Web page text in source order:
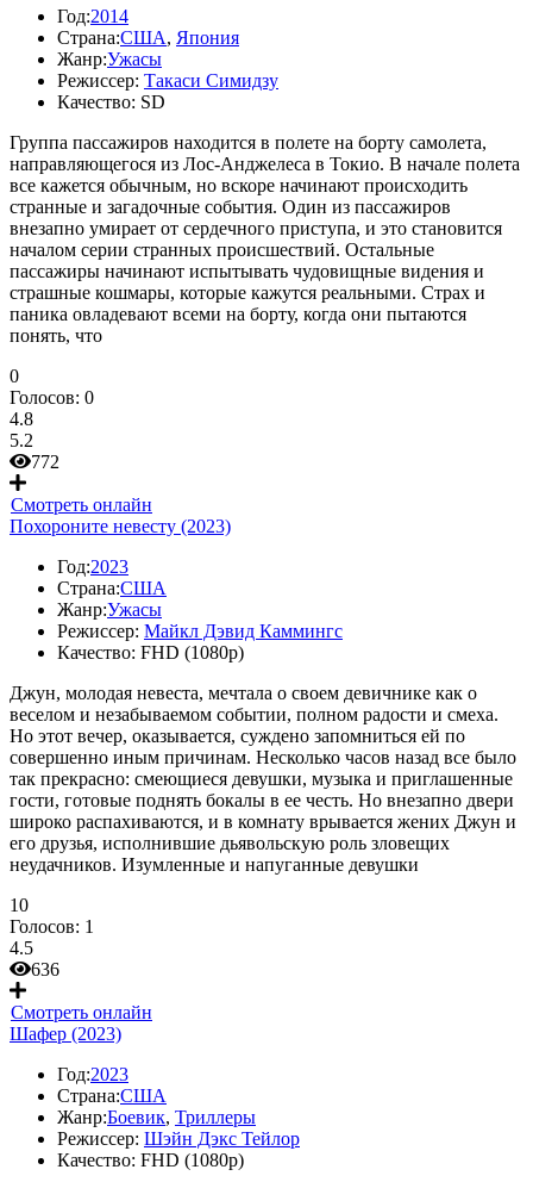
Год:2014
Страна:США, Япония
Жанр:Ужасы
Режиссер: Такаси Симидзу
Качество: SD
Группа пассажиров находится в полете на борту самолета,
направляющегося из Лос-Анджелеса в Токио. В начале полета
все кажется обычным, но вскоре начинают происходить
странные и загадочные события. Один из пассажиров
внезапно умирает от сердечного приступа, и это становится
началом серии странных происшествий. Остальные
пассажиры начинают испытывать чудовищные видения и
страшные кошмары, которые кажутся реальными. Страх и
паника овладевают всеми на борту, когда они пытаются
понять, что
0
Голосов: 0
4.8
5.2
772
Смотреть онлайн
Похороните невесту (2023)
Год:2023
Страна:США
Жанр:Ужасы
Режиссер: Майкл Дэвид Каммингс
Качество: FHD (1080p)
Джун, молодая невеста, мечтала о своем девичнике как о
веселом и незабываемом событии, полном радости и смеха.
Но этот вечер, оказывается, суждено запомниться ей по
совершенно иным причинам. Несколько часов назад все было
так прекрасно: смеющиеся девушки, музыка и приглашенные
гости, готовые поднять бокалы в ее честь. Но внезапно двери
широко распахиваются, и в комнату врывается жених Джун и
его друзья, исполнившие дьявольскую роль зловещих
неудачников. Изумленные и напуганные девушки
10
Голосов: 1
4.5
636
Смотреть онлайн
Шафер (2023)
Год:2023
Страна:США
Жанр:Боевик, Триллеры
Режиссер: Шэйн Дэкс Тейлор
Качество: FHD (1080p)